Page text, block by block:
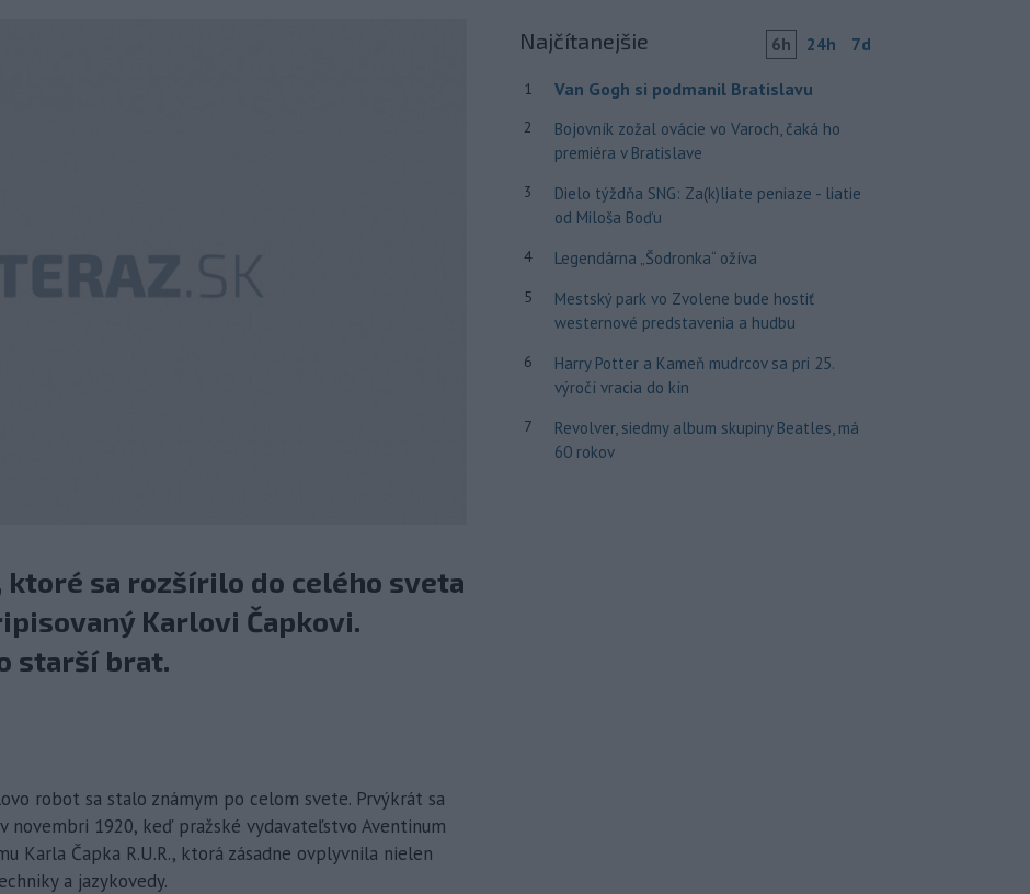
sa rozšírilo do celého sveta
Karlovi Čapkovi.
starší brat.
robot sa stalo známym po celom svete. Prvýkrát sa
novembri 1920, keď pražské vydavateľstvo Aventinum
Karla Čapka R.U.R., ktorá zásadne ovplyvnila nielen
a jazykovedy.
Najčítanejšie 6h 24h 7d
1 Van Gogh si podmanil Bratislavu
2
Bojovník zožal ovácie vo Varoch, čaká ho
premiéra v Bratislave
3
Dielo týždňa SNG: Za(k)liate peniaze - liatie
od Miloša Boďu
4 Legendárna „Šodronka“ ožíva
5
Mestský park vo Zvolene bude hostiť
westernové predstavenia a hudbu
6
Harry Potter a Kameň mudrcov sa pri 25.
výročí vracia do kín
7
Revolver, siedmy album skupiny Beatles, má
60 rokov